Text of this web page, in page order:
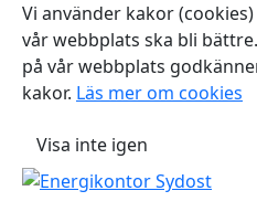
Vi använder kakor
vår webbplats ska bli
på vår webbplats
kakor. Läs mer om cookies
Visa inte igen